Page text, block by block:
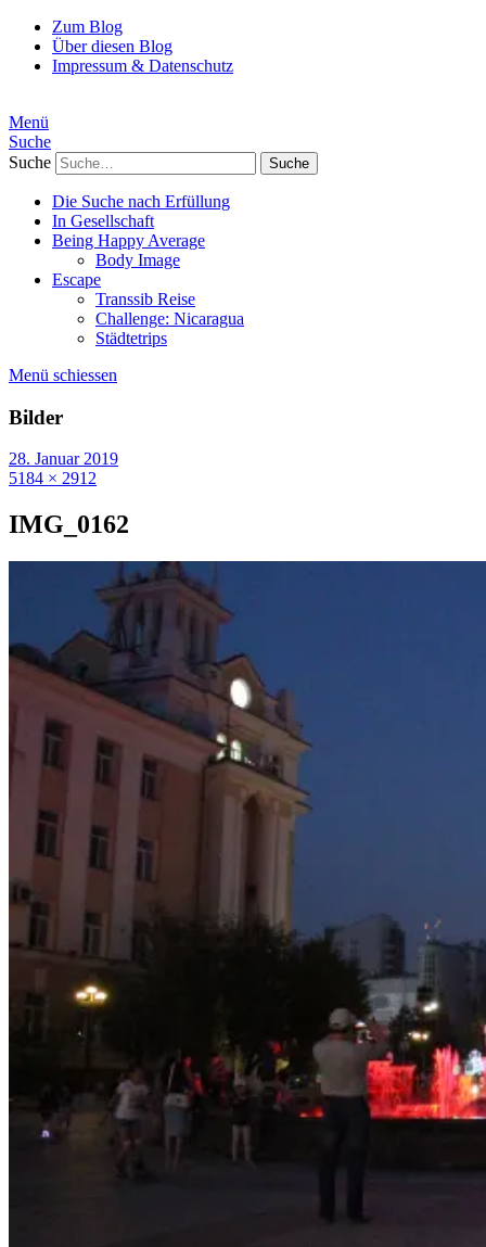
Zum Blog
Über diesen Blog
Impressum & Datenschutz
Menü
Suche
Suche
Die Suche nach Erfüllung
In Gesellschaft
Being Happy Average
Body Image
Escape
Transsib Reise
Challenge: Nicaragua
Städtetrips
Menü schiessen
Bilder
28. Januar 2019
5184 × 2912
IMG_0162